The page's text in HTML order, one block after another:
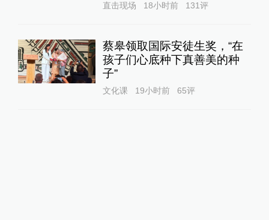
直击现场 18小时前 131评
蔡皋领取国际安徒生奖，“在
孩子们心底种下真善美的种
子”
文化课 19小时前 65评